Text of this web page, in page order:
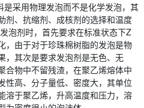
采用物理发泡而不是化学发泡，其
剂、抗缩剂、成核剂的选择和温度
泡剂时，首先要求在标准状态下Z
，由于对于珍珠棉树脂的发泡是物
，其次是要求发泡剂是无色、无
合物中不留残渣，在聚乙烯熔体中
性高、分子量低、密度大，其单位
溶于聚乙烯，升高温度和压力，溶